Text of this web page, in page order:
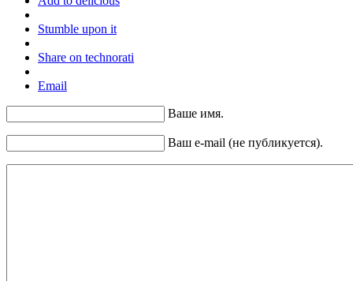
Stumble upon it
Share on technorati
Email
Ваше имя.
Ваш e-mail (не публикуется).